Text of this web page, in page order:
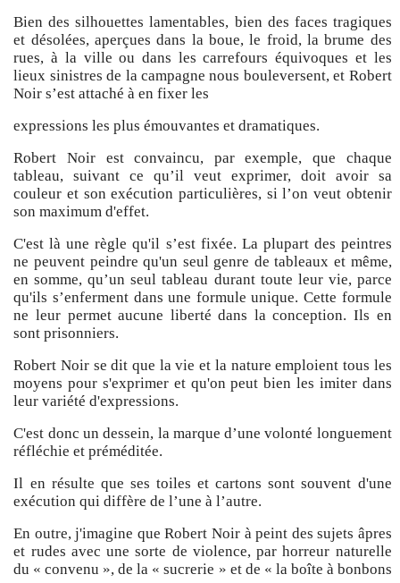
Bien des silhouettes lamentables, bien des faces tragiques
et désolées, aperçues dans la boue, le froid, la brume des
rues, à la ville ou dans les carrefours équivoques et les
lieux sinistres de la campagne nous bouleversent, et Robert
Noir s’est attaché à en fixer les
expressions les plus émouvantes et dramatiques.
Robert Noir est convaincu, par exemple, que chaque
tableau, suivant ce qu’il veut exprimer, doit avoir sa
couleur et son exécution particulières, si l’on veut obtenir
son maximum d'effet.
C'est là une règle qu'il s’est fixée. La plupart des peintres
ne peuvent peindre qu'un seul genre de tableaux et même,
en somme, qu’un seul tableau durant toute leur vie, parce
qu'ils s’enferment dans une formule unique. Cette formule
ne leur permet aucune liberté dans la conception. Ils en
sont prisonniers.
Robert Noir se dit que la vie et la nature emploient tous les
moyens pour s'exprimer et qu'on peut bien les imiter dans
leur variété d'expressions.
C'est donc un dessein, la marque d’une volonté longuement
réfléchie et préméditée.
Il en résulte que ses toiles et cartons sont souvent d'une
exécution qui diffère de l’une à l’autre.
En outre, j'imagine que Robert Noir à peint des sujets âpres
et rudes avec une sorte de violence, par horreur naturelle
du « convenu », de la « sucrerie » et de « la boîte à bonbons